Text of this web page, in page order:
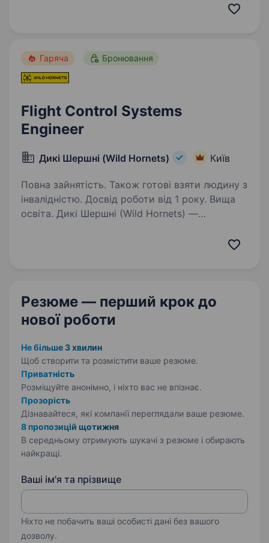
роботи: Індивідуальний підхід до формування
обговорити в залежності від можливості…
Гаряча Бронювання
Flight Control Systems
Engineer
Дикі Шершні (Wild Hornets) Київ
Повна зайнятість. Також готові взяти людину з
інвалідністю. Досвід роботи від 1 року. Вища
освіта. Дикі Шершні (Wild Hornets) —
Резюме — перший крок до
нової роботи
Не більше 3 хвилин
Щоб створити та розмістити ваше резюме.
Приватність
Розміщуйте анонімно, і ніхто вас не впізнає.
Прозорість
Дізнавайтеся, які компанії переглядали ваше резюме.
8 пропозицій щотижня
В середньому отримують шукачі з резюме і обирають
найкращі.
Ваші ім'я та прізвище
Ніхто не побачить ваші особисті дані без вашого
дозволу.